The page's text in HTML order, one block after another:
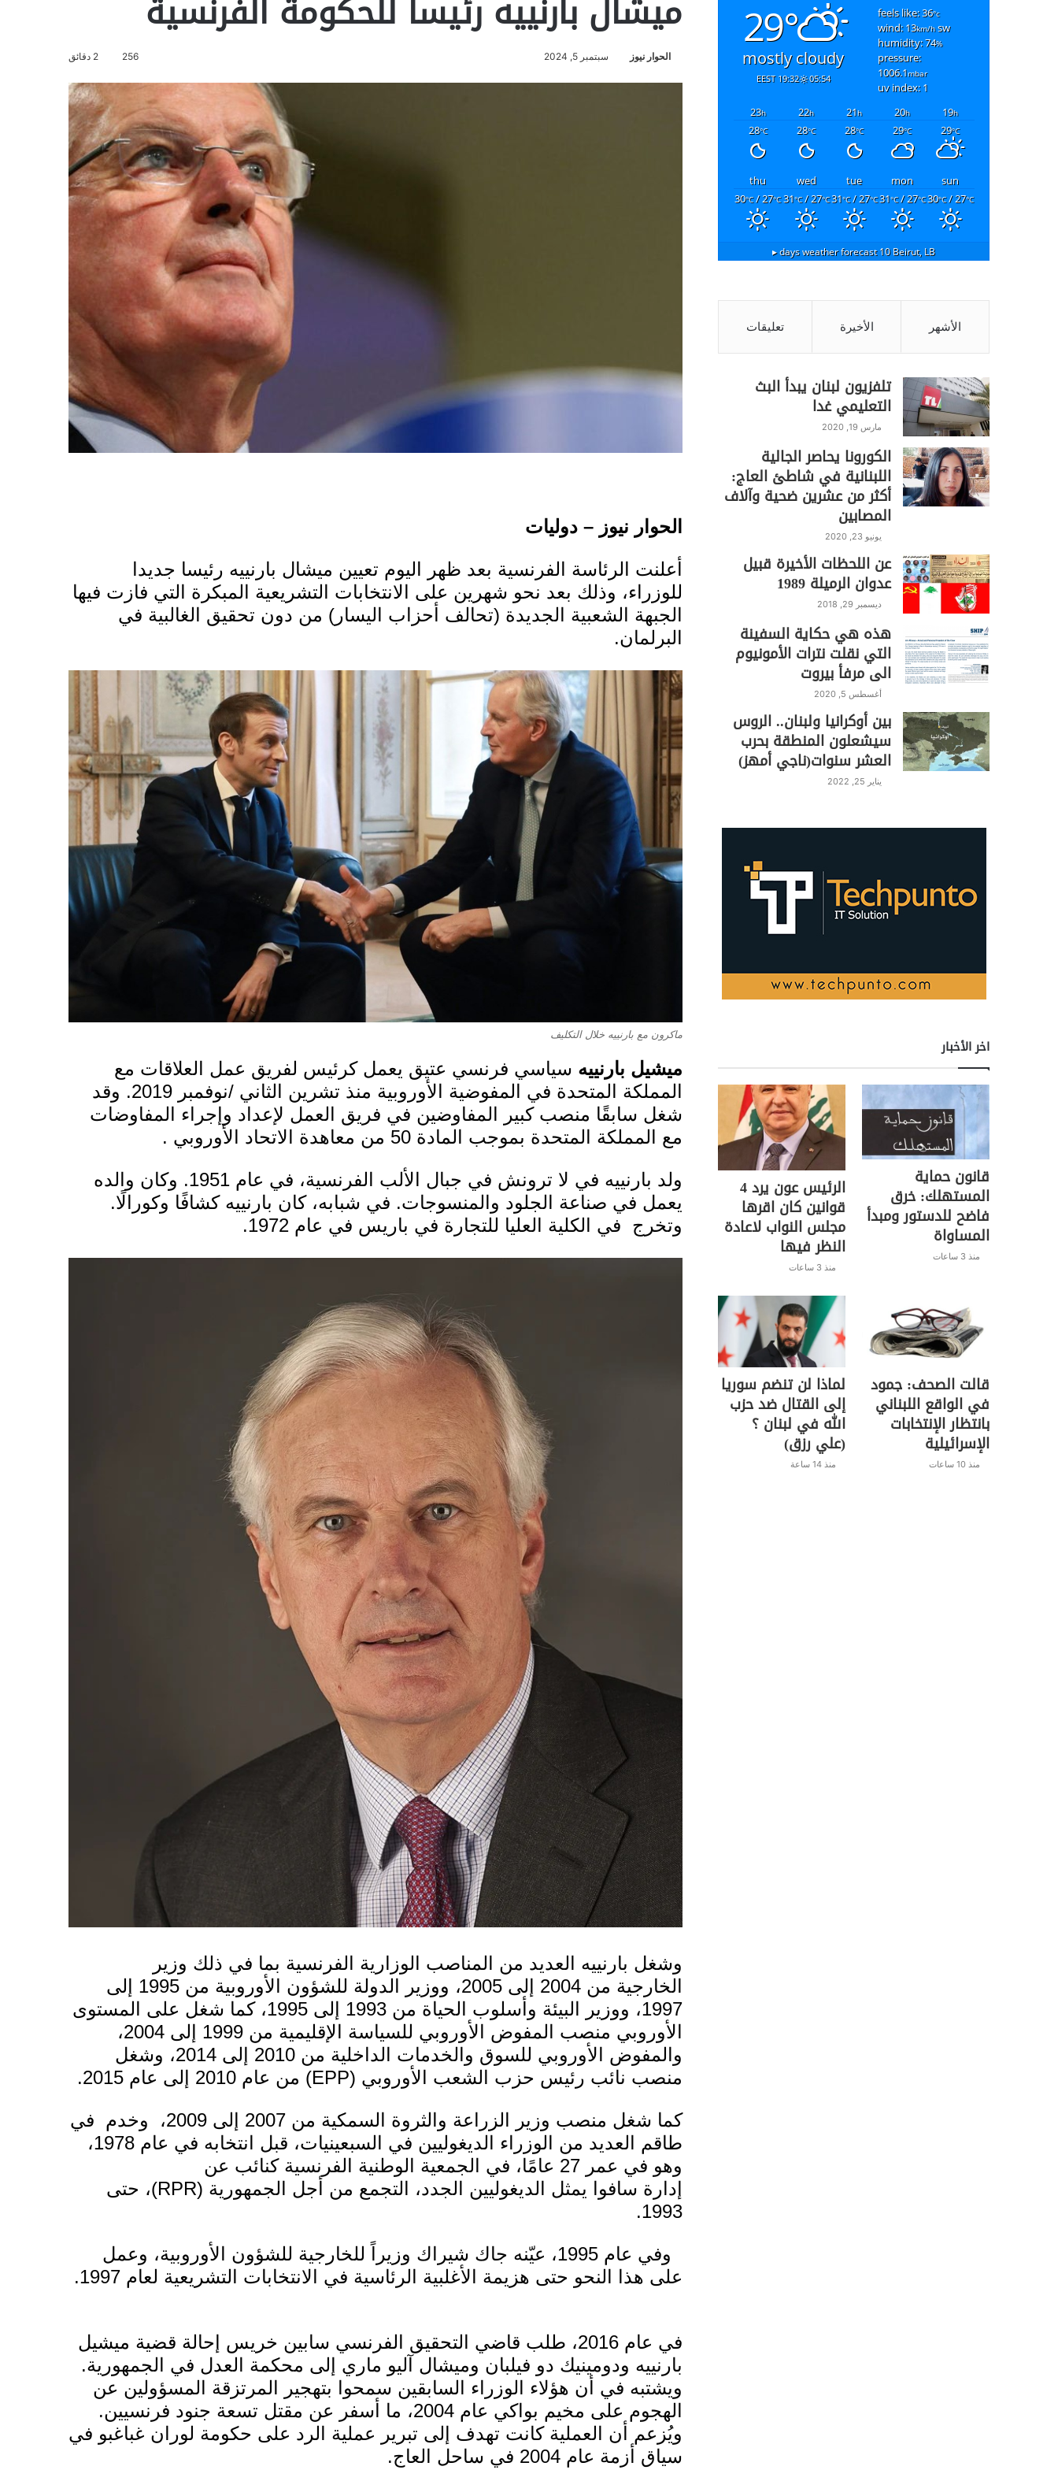
ميشال بارنييه رئيسا للحكومة الفرنسية
الحوار نيوز سبتمبر 5, 2024 256
الحوار نيوز – دوليات
أعلنت الرئاسة الفرنسية بعد ظهر اليوم تعيين ميشال بارنييه رئيسا جديدا
للوزراء، وذلك بعد نحو شهرين على الانتخابات التشريعية المبكرة التي فازت فيها
الجبهة الشعبية الجديدة (تحالف أحزاب اليسار) من دون تحقيق الغالبية في
البرلمان.
ماكرون مع بارنييه خلال التكليف
ميشيل بارنييه سياسي فرنسي عتيق يعمل كرئيس لفريق عمل العلاقات مع
المملكة المتحدة في
المفوضية الأوروبية
منذ تشرين الثاني /نوفمبر 2019. وقد
شغل سابقًا منصب كبير المفاوضين في فريق العمل لإعداد وإجراء المفاوضات
مع المملكة المتحدة بموجب المادة 50 من معاهدة الاتحاد الأوروبي .
ولد بارنييه في لا ترونش
في جبال الألب الفرنسية، في عام 1951. وكان والده
يعمل في صناعة الجلود والمنسوجات. في شبابه، كان بارنييه كشافًا وكورالًا.
وتخرج في
الكلية العليا للتجارة في باريس في عام 1972.
وشغل بارنييه العديد من المناصب الوزارية الفرنسية بما في ذلك وزير
الخارجية
من 2004 إلى 2005، ووزير الدولة للشؤون الأوروبية من 1995 إلى
1997، ووزير البيئة وأسلوب الحياة من 1993 إلى 1995، كما شغل على المستوى
الأوروبي منصب المفوض الأوروبي للسياسة الإقليمية من 1999 إلى 2004،
والمفوض الأوروبي للسوق والخدمات الداخلية من 2010 إلى 2014، وشغل
منصب نائب رئيس حزب الشعب الأوروبي (EPP) من عام 2010 إلى عام 2015.
كما شغل منصب وزير الزراعة والثروة السمكية
من 2007 إلى 2009، وخدم في
طاقم العديد من الوزراء الديغوليين في السبعينيات، قبل انتخابه في عام 1978،
وهو في عمر 27 عامًا، في
الجمعية الوطنية الفرنسية كنائب عن
إدارة سافوا يمثل الديغوليين الجدد، التجمع من أجل الجمهورية
(RPR)، حتى
1993.
وفي عام 1995، عيّنه
جاك شيراك وزيراً للخارجية للشؤون الأوروبية، وعمل
على هذا النحو حتى هزيمة الأغلبية الرئاسية في الانتخابات التشريعية لعام 1997.
في عام 2016، طلب قاضي التحقيق الفرنسي سابين خريس إحالة قضية ميشيل
بارنييه ودومينيك دو فيلبان وميشال آليو ماري إلى محكمة العدل في الجمهورية.
ويشتبه في أن هؤلاء الوزراء السابقين سمحوا بتهجير المرتزقة المسؤولين عن
الهجوم على مخيم بواكي عام 2004، ما أسفر عن مقتل تسعة جنود فرنسيين.
ويُزعم أن العملية كانت تهدف إلى تبرير عملية الرد على حكومة لوران غباغبو في
سياق أزمة عام 2004 في
ساحل العاج.
29°
mostly cloudy
05:54
19:32 EEST
feels like: 36°c
wind: 13km/hsw
humidity: 74%
pressure:
1006.1mbar
uv index: 1
19h
20h
21h
22h
23h
29°C
29°C
28°C
28°C
28°C
sun
mon
tue
wed
thu
30°C/ 27°C
31°C/ 27°C
31°C/ 27°C
31°C/ 27°C
30°C/ 27°C
Beirut, LB
10 days weather forecast ▸
الأشهر الأخيرة تعليقات
تلفزيون لبنان يبدأ البث
التعليمي غدا
مارس 19, 2020
الكورونا يحاصر الجالية
اللبنانية في شاطئ العاج:
أكثر من عشرين ضحية وآلاف
المصابين
يونيو 23, 2020
عن اللحظات الأخيرة قبيل
عدوان الرميلة 1989
ديسمبر 29, 2018
هذه هي حكاية السفينة
التي نقلت نترات الأمونيوم
الى مرفأ بيروت
أغسطس 5, 2020
بين أوكرانيا ولبنان.. الروس
سيشعلون المنطقة بحرب
العشر سنوات(ناجي أمهز)
يناير 25, 2022
اخر الأخبار
قانون حماية
المستهلك: خرق
فاضح للدستور ومبدأ
المساواة
منذ 3 ساعات
الرئيس عون يرد 4
قوانين كان اقرها
مجلس النواب لاعادة
النظر فيها
منذ 3 ساعات
قالت الصحف: جمود
في الواقع اللبناني
بانتظار الإنتخابات
الإسرائيلية
منذ 10 ساعات
لماذا لن تنضم سوريا
إلى القتال ضد حزب
الله في لبنان ؟
(علي رزق)
منذ 14 ساعة